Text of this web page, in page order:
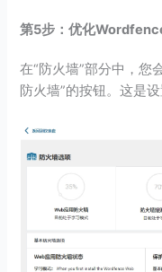
第5步：优化
在“防火墙”部分中，您
防火墙”的按钮。这是